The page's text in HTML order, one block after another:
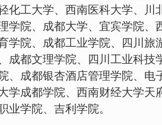
工大学、西南医科大学、川
院、成都大学、宜宾学院、
学院、成都工业学院、四川旅
都文理学院、四川工业科技
、成都银杏酒店管理学院、电
学成都学院、西南财经大学天
学院、吉利学院。